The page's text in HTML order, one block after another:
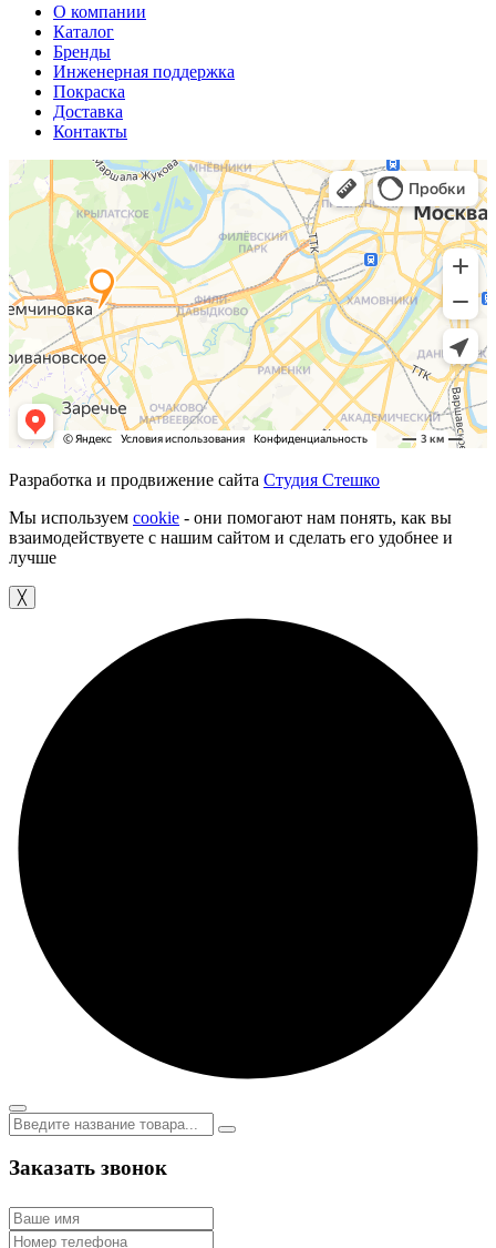
О компании
Каталог
Бренды
Инженерная поддержка
Покраска
Доставка
Контакты
Разработка и продвижение сайта Студия Стешко
Мы используем cookie - они помогают нам понять, как вы
взаимодействуете с нашим сайтом и сделать его удобнее и
лучше
╳
Заказать звонок